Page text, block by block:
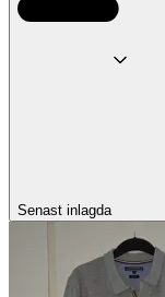
Senast inlagda